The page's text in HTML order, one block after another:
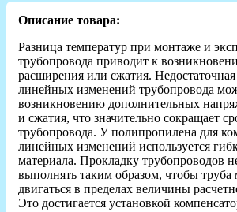
Описание товара:
Разница температур при монтаже и
трубопровода приводит к
расширения или сжатия.
линейных изменений трубопровода
возникновению дополнительных
и сжатия, что значительно сокращает
трубопровода. У полипропилена для
линейных изменений используется
материала. Прокладку трубопроводов
выполнять таким образом, чтобы труба
двигаться в пределах величины
Это достигается установкой